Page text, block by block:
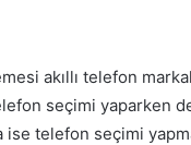
akıllı telefon
seçimi yaparken
ise telefon seçimi